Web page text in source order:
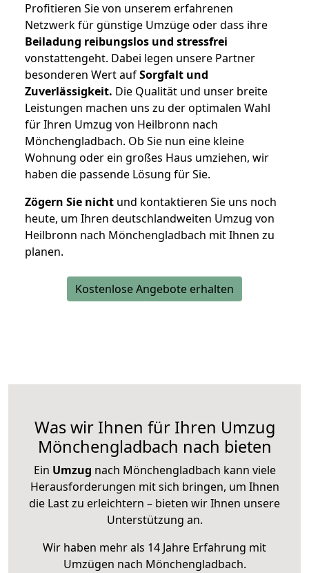
Profitieren Sie von unserem erfahrenen
Netzwerk für günstige Umzüge oder dass ihre
Beiladung reibungslos und stressfrei
vonstattengeht. Dabei legen unsere Partner
besonderen Wert aufSorgfalt und
Zuverlässigkeit. Die Qualität und unser breite
Leistungen machen uns zu der optimalen Wahl
für Ihren Umzug von Heilbronn nach
Mönchengladbach. Ob Sie nun eine kleine
Wohnung oder ein großes Haus umziehen, wir
haben die passende Lösung für Sie.
Zögern Sie nicht und kontaktieren Sie uns noch
heute, um Ihren deutschlandweiten Umzug von
Heilbronn nach Mönchengladbach mit Ihnen zu
planen.
Kostenlose Angebote erhalten
Was wir Ihnen für Ihren Umzug
Mönchengladbach nach bieten
Ein Umzug nach Mönchengladbach kann viele
Herausforderungen mit sich bringen, um Ihnen
die Last zu erleichtern – bieten wir Ihnen unsere
Unterstützung an.
Wir haben mehr als 14 Jahre Erfahrung mit
Umzügen nach Mönchengladbach.